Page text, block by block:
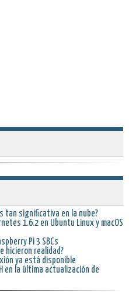
tan significativa en la nube?
1.6.2 en Ubuntu Linux y macOS
Pi 3 SBCs
hicieron realidad?
ya está disponible
en la última actualización de